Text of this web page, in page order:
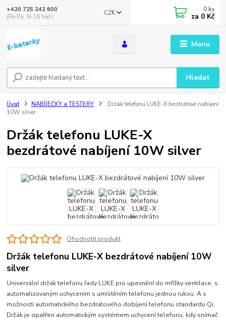
Menu
CZK
Hledat
+420 725 242 600
(Po-Pá, 8-16 hod.)
0 ks
za 0 Kč
Úvod NABÍJEČKY a TESTERY
Držák telefonu LUKE-X bezdrátové nabíjení
10W silver
Držák telefonu LUKE-X
bezdrátové nabíjení 10W silver
Ohodnotit produkt
Držák telefonu LUKE-X bezdrátové nabíjení 10W
silver
Univerzální držák telefonu řady LUKE pro upevnění do mřížky ventilace, s
automatizovaným uchycením s umístěním telefonu jednou rukou. A s
možností automatického bezdrátového dobíjení telefonu standardu Qi.
Držák je opatřen automatickým systémem uchycení telefonu, kdy snímač